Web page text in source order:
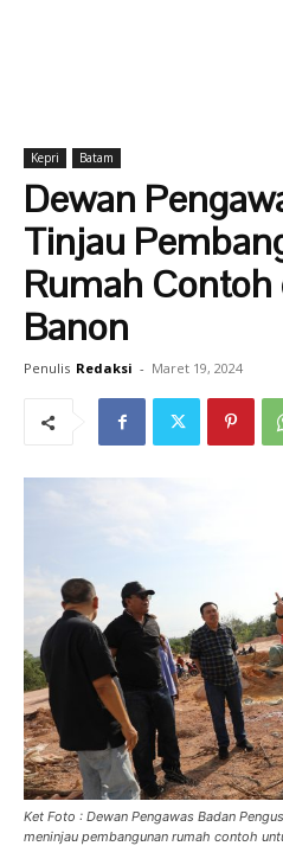
Kepri Batam
Dewan
Tinjau
Rumah
Banon
Penulis Redaksi - Maret 19, 2024
Ket Foto : Dewan Pengawas Badan
meninjau pembangunan rumah contoh